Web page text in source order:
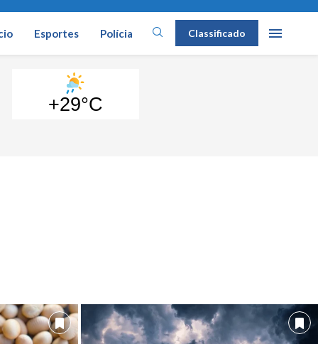
Esportes Polícia Classificado
+29°C